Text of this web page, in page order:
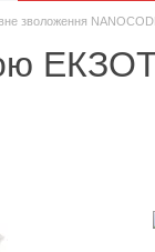
зволоження